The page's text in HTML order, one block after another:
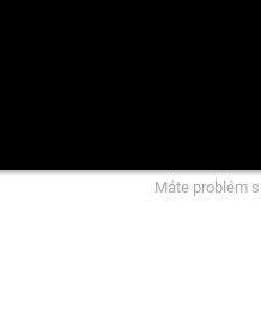
Máte problém